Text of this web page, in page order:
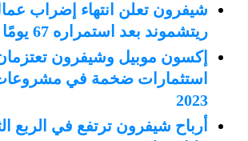
شيفرون تعلن انتهاء إضراب
ريتشموند بعد استمراره 67 يومًا
إكسون موبيل وشيفرون
استثمارات ضخمة في
2023